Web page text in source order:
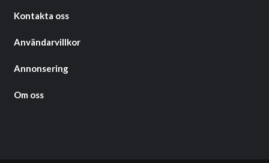
Kontakta oss
Användarvillkor
Annonsering
Om oss